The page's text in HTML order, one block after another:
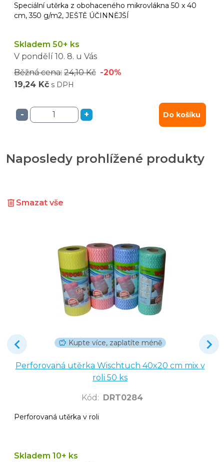
Speciální utěrka z obohaceného mikrovlákna 50 x 40
cm, 350 g/m2, JEŠTĚ ÚČINNĚJŠÍ
Skladem 50+ ks
V pondělí 10. 8. u Vás
Běžná cena: 24,10 Kč -20%
19,24 Kč s DPH
- + Do košíku
Naposledy prohlížené produkty
Smazat vše
Kupte více, zaplatíte méně
Perforovaná utěrka Wischtuch 40x20 cm mix v
roli 50 ks
Kód : DRT0284
Perforovaná utěrka v roli
Skladem 10+ ks